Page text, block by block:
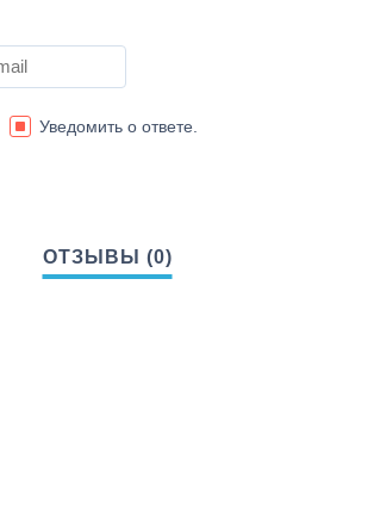
Уведомить о ответе.